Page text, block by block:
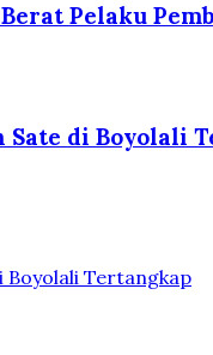
Pelaku
di Boyolali
Boyolali Tertangkap